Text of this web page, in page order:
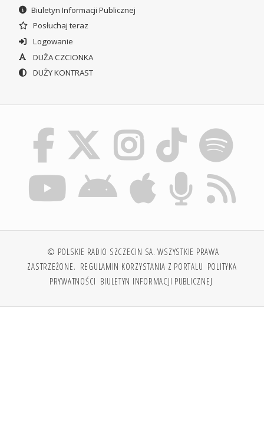
Biuletyn Informacji Publicznej
Posłuchaj teraz
Logowanie
DUŻA CZCIONKA
DUŻY KONTRAST
© POLSKIE RADIO SZCZECIN SA. WSZYSTKIE PRAWA
ZASTRZEŻONE. REGULAMIN KORZYSTANIA Z PORTALU POLITYKA
PRYWATNOŚCI BIULETYN INFORMACJI PUBLICZNEJ